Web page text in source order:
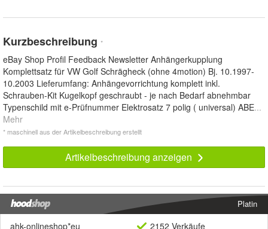
Kurzbeschreibung *
eBay Shop Profil Feedback Newsletter Anhängerkupplung
Komplettsatz für VW Golf Schrägheck (ohne 4motion) Bj. 10.1997-
10.2003 Lieferumfang: Anhängevorrichtung komplett inkl.
Schrauben-Kit Kugelkopf geschraubt - je nach Bedarf abnehmbar
Typenschild mit e-Prüfnummer Elektrosatz 7 polig ( universal) ABE...
Mehr
* maschinell aus der Artikelbeschreibung erstellt
Artikelbeschreibung anzeigen
Platin
ahk-onlineshop*eu
2152 Verkäufe